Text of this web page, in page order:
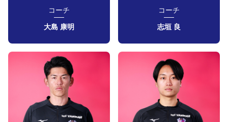
コーチ
大島 康明
コーチ
志垣 良